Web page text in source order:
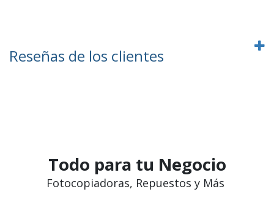
Reseñas de los clientes
Todo para tu Negocio
Fotocopiadoras, Repuestos y Más